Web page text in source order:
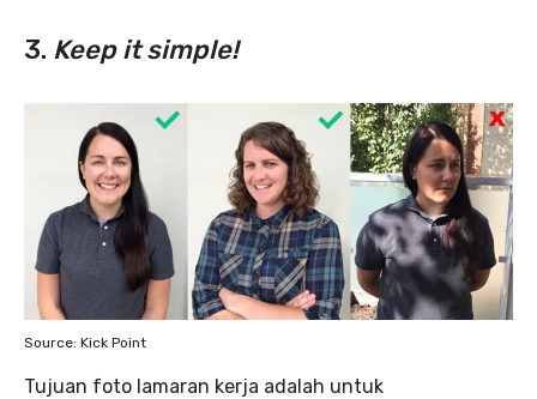
3. Keep it simple!
Source: Kick Point
Tujuan foto lamaran kerja adalah untuk